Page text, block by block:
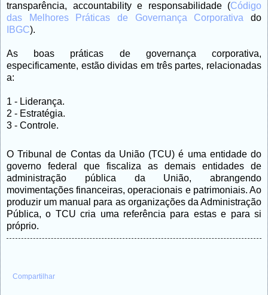
transparência, accountability e responsabilidade (Código
das Melhores Práticas de Governança Corporativa do
IBGC).
As boas práticas de governança corporativa,
especificamente, estão dividas em três partes, relacionadas
a:
1 - Liderança.
2 - Estratégia.
3 - Controle.
O Tribunal de Contas da União (TCU) é uma entidade do
governo federal que fiscaliza as demais entidades de
administração pública da União, abrangendo
movimentações financeiras, operacionais e patrimoniais. Ao
produzir um manual para as organizações da Administração
Pública, o TCU cria uma referência para estas e para si
próprio.
Compartilhar